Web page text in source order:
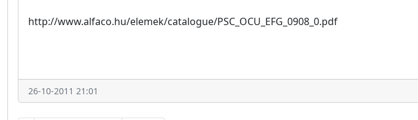
http://www.alfaco.hu/elemek/catalogue/PSC_OCU_EFG_0908_0.pdf
26-10-2011 21:01